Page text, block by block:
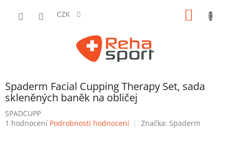
CZK
Spaderm Facial Cupping Therapy Set, sada
skleněných baněk na obličej
SPADCUPP
Průměrné
1 hodnocení Podrobnosti hodnocení Značka: Spaderm